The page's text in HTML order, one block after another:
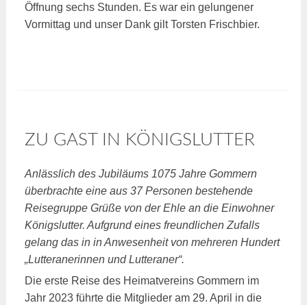
Öffnung sechs Stunden. Es war ein gelungener
Vormittag und unser Dank gilt Torsten Frischbier.
ZU GAST IN KÖNIGSLUTTER
Anlässlich des Jubiläums 1075 Jahre Gommern
überbrachte eine aus 37 Personen bestehende
Reisegruppe Grüße von der Ehle an die Einwohner
Königslutter. Aufgrund eines freundlichen Zufalls
gelang das in in Anwesenheit von mehreren Hundert
„Lutteranerinnen und Lutteraner“.
Die erste Reise des Heimatvereins Gommern im
Jahr 2023 führte die Mitglieder am 29. April in die